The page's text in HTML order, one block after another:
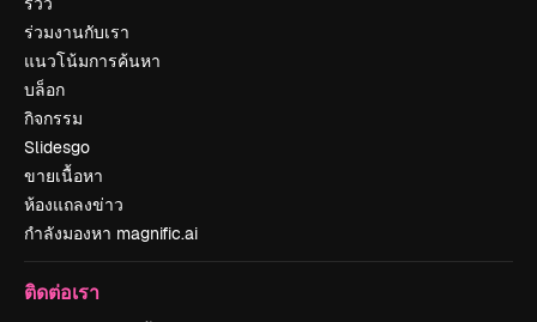
ร่วมงานกับเรา
แนวโน้มการค้นหา
บล็อก
กิจกรรม
Slidesgo
ขายเนื้อหา
ห้องแถลงข่าว
กำลังมองหา magnific.ai
ติดต่อเรา